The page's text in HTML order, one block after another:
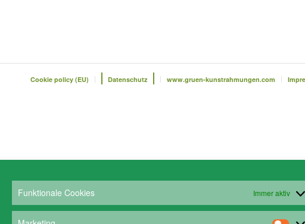
Funktionale Cookies Immer aktiv
Cookie policy (EU) Datenschutz www.gruen-kunstrahmungen.com